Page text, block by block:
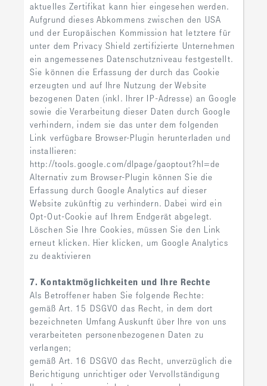
aktuelles Zertifikat kann hier eingesehen werden.
Aufgrund dieses Abkommens zwischen den USA
und der Europäischen Kommission hat letztere für
unter dem Privacy Shield zertifizierte Unternehmen
ein angemessenes Datenschutzniveau festgestellt.
Sie können die Erfassung der durch das Cookie
erzeugten und auf Ihre Nutzung der Website
bezogenen Daten (inkl. Ihrer IP-Adresse) an Google
sowie die Verarbeitung dieser Daten durch Google
verhindern, indem sie das unter dem folgenden
Link verfügbare Browser-Plugin herunterladen und
installieren:
http://tools.google.com/dlpage/gaoptout?hl=de
Alternativ zum Browser-Plugin können Sie die
Erfassung durch Google Analytics auf dieser
Website zukünftig zu verhindern. Dabei wird ein
Opt-Out-Cookie auf Ihrem Endgerät abgelegt.
Löschen Sie Ihre Cookies, müssen Sie den Link
erneut klicken. Hier klicken, um Google Analytics
zu deaktivieren
7. Kontaktmöglichkeiten und Ihre Rechte
Als Betroffener haben Sie folgende Rechte:
gemäß Art. 15 DSGVO das Recht, in dem dort
bezeichneten Umfang Auskunft über Ihre von uns
verarbeiteten personenbezogenen Daten zu
verlangen;
gemäß Art. 16 DSGVO das Recht, unverzüglich die
Berichtigung unrichtiger oder Vervollständigung